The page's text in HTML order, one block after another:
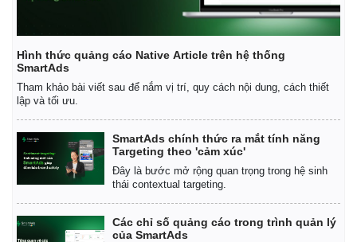
Hình thức quảng cáo Native Article trên hệ thống
SmartAds
Tham khảo bài viết sau để nắm vị trí, quy cách nội dung, cách thiết
lập và tối ưu.
SmartAds chính thức ra mắt tính năng
Targeting theo 'cảm xúc'
Đây là bước mở rộng quan trọng trong hệ sinh
thái contextual targeting.
Các chỉ số quảng cáo trong trình quản lý
của SmartAds